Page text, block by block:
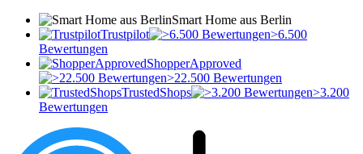
Smart Home aus Berlin
Trustpilot
>6.500
Bewertungen
ShopperApproved
>22.500 Bewertungen
TrustedShops
>3.200
Bewertungen